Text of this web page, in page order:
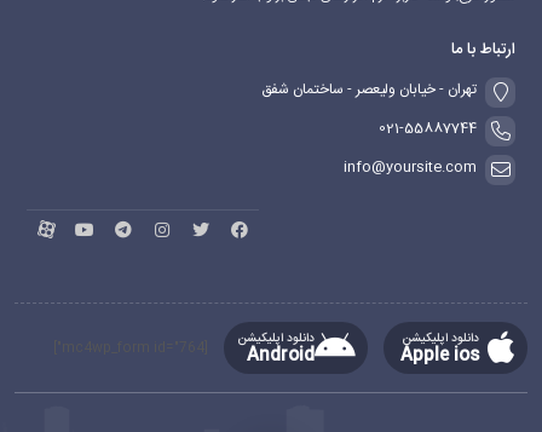
ارتباط با ما
تهران - خیابان ولیعصر - ساختمان شفق
021-55887744
info@yoursite.com
دانلود اپلیکیشن
Apple ios
دانلود اپلیکیشن
Android